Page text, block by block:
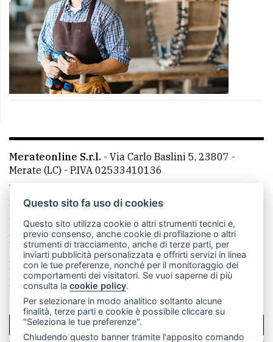
Merateonline S.r.l. - Via Carlo Baslini 5, 23807 -
Merate (LC) - P.IVA 02533410136
Telefono:
mail: redazione@merateonline.it
La redazione
CasateOnline LeccoOnline
RSS
Made by VIP
Privacy policy
Cookie policy
Rivedi le tue scelte sui cookie
SCRIVICI
Questo sito fa uso di cookies
Questo sito utilizza cookie o altri strumenti tecnici e,
previo consenso, anche cookie di profilazione o altri
strumenti di tracciamento, anche di terze parti, per
inviarti pubblicità personalizzata e offrirti servizi in linea
con le tue preferenze, nonché per il monitoraggio dei
comportamenti dei visitatori. Se vuoi saperne di più
consulta lacookie policy.
Per selezionare in modo analitico soltanto alcune
finalità, terze parti e cookie è possibile cliccare su
"Seleziona le tue preferenze".
Chiudendo questo banner tramite l'apposito comando